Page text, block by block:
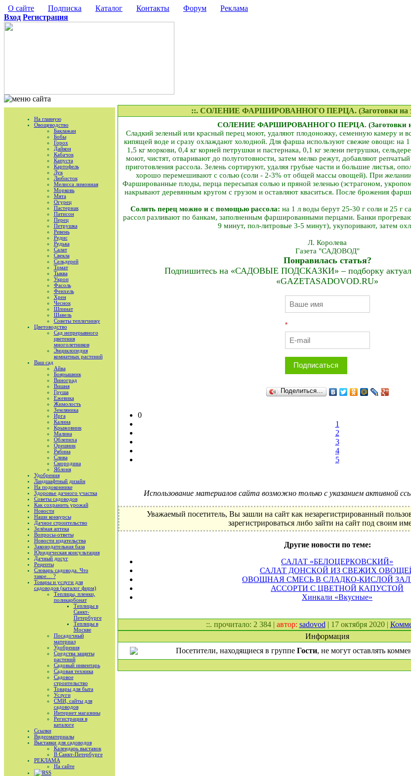
О сайте Подписка Каталог Контакты Форум
Реклама
Вход Регистрация
На главную
Овощеводство
Баклажан
Бобы
Горох
Дайкон
Кабачок
Капуста
Картофель
Лук
Любисток
Мелисса лимонная
Морковь
Мята
Огурец
Пастернак
Патисон
Перец
Петрушка
Ревень
Редис
Редька
Салат
Свекла
Сельдерей
Томат
Тыква
Укроп
Фасоль
Фенхель
Хрен
Чеснок
Шпинат
Шавель
Советы тепличнику
Цветоводство
Сад непрерывного
цветения
многолетников
Энциклопедия
комнатных растений
Ваш сад
Айва
Боярышник
Виноград
Вишня
Груша
Ежевика
Жимолость
Земляника
Ирга
Калина
Крыжовник
Малина
Облепиха
Орешник
Рябина
Слива
Смородина
Яблоня
Удобрения
Ландшафтный дизайн
На подоконнике
Здоровье дачного участка
Советы садоводов
Как сохранить урожай
Новости
Наши конкурсы
Дачное строительство
Зелёная аптека
Вопросы-ответы
Новости издательства
Законодательная база
Юридическая консультация
Дачный досуг
Рецепты
Словарь садовода. Что
такое… ?
Товары и услуги для
садоводов (каталог фирм)
Теплицы, пленки,
поликарбонат
Теплицы в
Санкт-
Петербурге
Теплицы в
Москве
Посадочный
материал
Удобрения
Средства защиты
растений
Садовый инвентарь
Садовая техника
Садовое
строительство
Товары для быта
Услуги
СМИ, сайты для
садоводов
Интернет магазины
Регистрация в
каталоге
Ссылки
Видеоматериалы
Выставки для садоводов
Календарь выставок
В Санкт-Петербурге
РЕКЛАМА
На сайте
RSS
::. СОЛЕНИЕ ФАРШИРОВАННОГО ПЕРЦА. (Заготовки на
СОЛЕНИЕ ФАРШИРОВАННОГО ПЕРЦА. (Заготовки
Сладкий зеленый или красный перец моют, удаляют плодоножку, семенную камеру и
кипящей воде и сразу охлаждают холодной. Для фарша используют свежие овощи: на 1
1,5 кг моркови, 0,4 кг корней петрушки и пастернака, 0,1 кг зелени петрушки,
моют, чистят, отваривают до полуготовности, затем мелко режут, добавляют
приготовления рассола. Зелень сортируют, удаляя грубые части и большие листья,
хорошо перемешивают с солью (соли - 2-3% от общей массы овощей). При
Фаршированные плоды, перца пересыпая солью и пряной зеленью (эстрагоном,
накрывают деревянным кругом с грузом и оставляют кваситься. После брожения
Солить перец можно и с помощью рассола: на 1 л воды берут 25-30 г соли и 25 г
рассол разливают по банкам, заполненным фаршированными перцами. Банки
9 минут, пол-литровые 3-5 минут), укупоривают, затем
Л. Королева
Газета "САДОВОД"
Понравилась статья?
Подпишитесь на «САДОВЫЕ ПОДСКАЗКИ» – подборку
«GAZETASADOVOD.RU»
*
Подписаться
Поделиться…
0
1
2
3
4
5
Использование материалов сайта возможно только с указанием активной
Уважаемый посетитель, Вы зашли на сайт как незарегистрированный
зарегистрироваться либо зайти на сайт под своим
Другие новости по теме:
САЛАТ «БЕЛОЦЕРКОВСКИЙ»
САЛАТ ДОНСКОЙ ИЗ СВЕЖИХ
ОВОЩНАЯ СМЕСЬ В СЛАДКО-КИСЛОЙ
АССОРТИ С ЦВЕТНОЙ КАПУСТОЙ
Хинкали «Вкусные»
::. прочитало: 2 384 | автор: sadovod | 17 октября 2020 |
Информация
Посетители, находящиеся в группе Гости, не могут оставлять